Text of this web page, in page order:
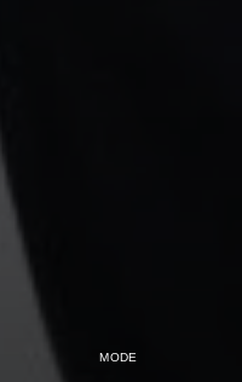
MODE